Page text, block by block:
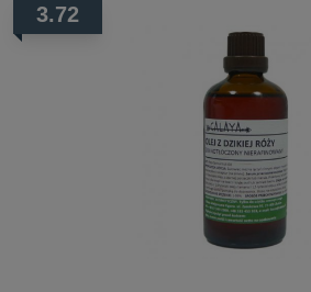
3.72